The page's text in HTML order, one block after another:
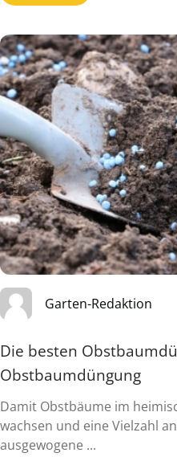
Garten-Redaktion
Die besten
Obstbaumdüngung
Damit Obstbäume im
wachsen und eine Vielzahl
ausgewogene ...